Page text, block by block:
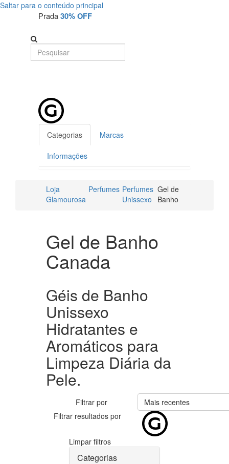
Saltar para o conteúdo principal
Prada30% OFF
Categorias Marcas
Informações
Loja
Glamourosa
Perfumes Perfumes
Unissexo
Gel de
Banho
Gel de Banho
Canada
Géis de Banho
Unissexo
Hidratantes e
Aromáticos para
Limpeza Diária da
Pele.
Filtrar por
Mais recentes
Filtrar resultados por
Limpar filtros
Categorias